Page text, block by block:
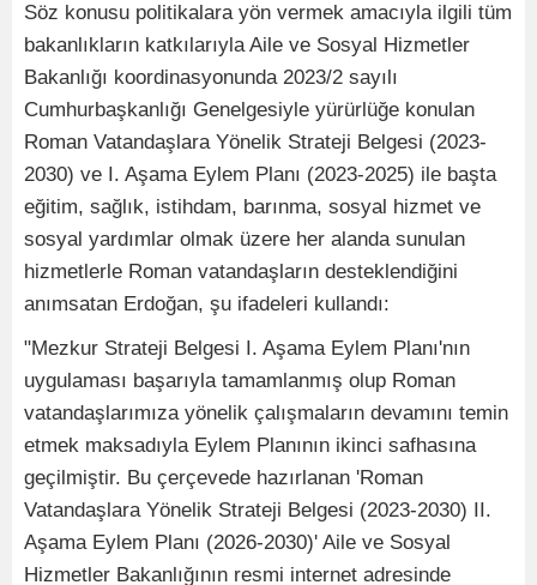
Söz konusu politikalara yön vermek amacıyla ilgili tüm
bakanlıkların katkılarıyla Aile ve Sosyal Hizmetler
Bakanlığı koordinasyonunda 2023/2 sayılı
Cumhurbaşkanlığı Genelgesiyle yürürlüğe konulan
Roman Vatandaşlara Yönelik Strateji Belgesi (2023-
2030) ve I. Aşama Eylem Planı (2023-2025) ile başta
eğitim, sağlık, istihdam, barınma, sosyal hizmet ve
sosyal yardımlar olmak üzere her alanda sunulan
hizmetlerle Roman vatandaşların desteklendiğini
anımsatan Erdoğan, şu ifadeleri kullandı:
"Mezkur Strateji Belgesi I. Aşama Eylem Planı'nın
uygulaması başarıyla tamamlanmış olup Roman
vatandaşlarımıza yönelik çalışmaların devamını temin
etmek maksadıyla Eylem Planının ikinci safhasına
geçilmiştir. Bu çerçevede hazırlanan 'Roman
Vatandaşlara Yönelik Strateji Belgesi (2023-2030) II.
Aşama Eylem Planı (2026-2030)' Aile ve Sosyal
Hizmetler Bakanlığının resmi internet adresinde